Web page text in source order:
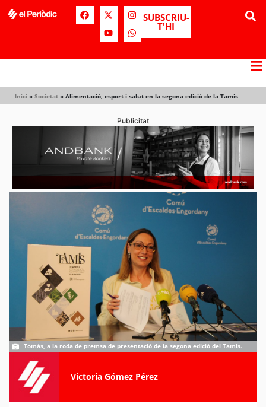
SUBSCRIU-
T'HI
Inici » Societat » Alimentació, esport i salut en la segona edició de la Tamis
Publicitat
Tomàs, a la roda de premsa de presentació de la segona edició del Tamis.
Victoria Gómez Pérez